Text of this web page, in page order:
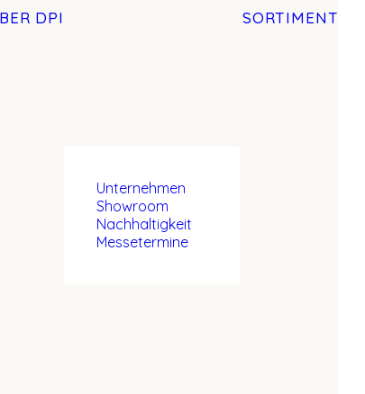
DPI
Unternehmen
Showroom
Nachhaltigkeit
Messetermine
SORTIMENT